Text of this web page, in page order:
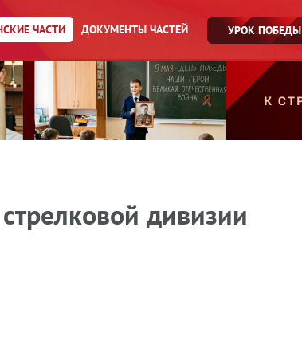
ЧАСТИ ДОКУМЕНТЫ ЧАСТЕЙ УРОК ПОБЕДЫ
дивизии